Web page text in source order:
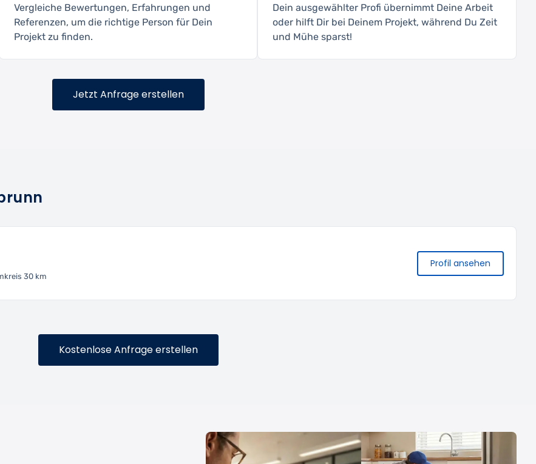
Vergleiche Bewertungen, Erfahrungen und
Referenzen, um die richtige Person für Dein
Projekt zu finden.
Dein ausgewählter Profi übernimmt Deine Arbeit
oder hilft Dir bei Deinem Projekt, während Du Zeit
und Mühe sparst!
Jetzt Anfrage erstellen
30 km
Profil ansehen
Kostenlose Anfrage erstellen